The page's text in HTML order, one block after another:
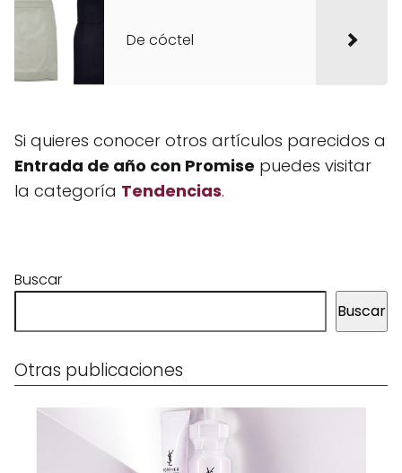
De cóctel
Si quieres conocer otros artículos parecidos a
Entrada de año con Promise puedes visitar
la categoría Tendencias.
Buscar
Buscar
Otras publicaciones